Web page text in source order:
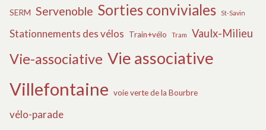
SERM Servenoble Sorties conviviales St-Savin
Stationnements des vélos Train+vélo Tram Vaulx-Milieu
Vie-associative Vie associative
Villefontaine voie verte de la Bourbre
vélo-parade